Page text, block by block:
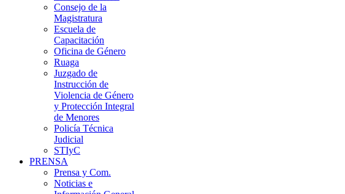
Consejo de la
Magistratura
Escuela de
Capacitación
Oficina de Género
Ruaga
Juzgado de
Instrucción de
Violencia de Género
y Protección Integral
de Menores
Policía Técnica
Judicial
STIyC
PRENSA
Prensa y Com.
Noticias e